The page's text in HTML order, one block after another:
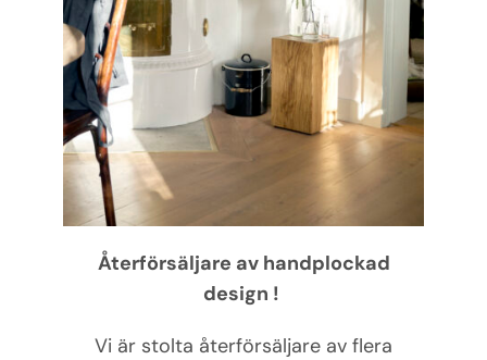
Återförsäljare av handplockad
design !
Vi är stolta återförsäljare av flera